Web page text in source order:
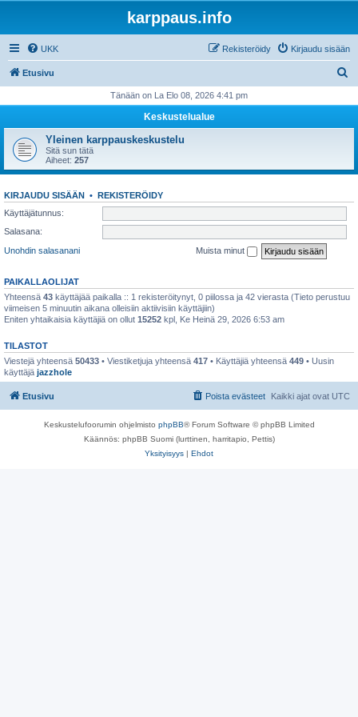
karppaus.info
UKK Kirjaudu sisään
Rekisteröidy
Etusivu
i
Tänään on La Elo 08, 2026 4:41 pm
Keskustelualue
Yleinen karppauskeskustelu
Sitä sun tätä
Aiheet: 257
KIRJAUDU SISÄÄN • REKISTERÖIDY
Käyttäjätunnus:
Salasana:
Unohdin salasanani
Muista minut
PAIKALLAOLIJAT
Yhteensä 43 käyttäjää paikalla :: 1 rekisteröitynyt, 0 piilossa ja 42 vierasta (Tieto perustuu
viimeisen 5 minuutin aikana olleisiin aktiivisiin käyttäjiin)
Eniten yhtaikaisia käyttäjiä on ollut 15252 kpl, Ke Heinä 29, 2026 6:53 am
TILASTOT
Viestejä yhteensä 50433 • Viestiketjuja yhteensä 417 • Käyttäjiä yhteensä 449 • Uusin
käyttäjä jazzhole
Etusivu Kaikki ajat ovat UTC
Poista evästeet
Keskustelufoorumin ohjelmisto phpBB® Forum Software © phpBB Limited
Käännös: phpBB Suomi (lurttinen, harritapio, Pettis)
Yksityisyys | Ehdot